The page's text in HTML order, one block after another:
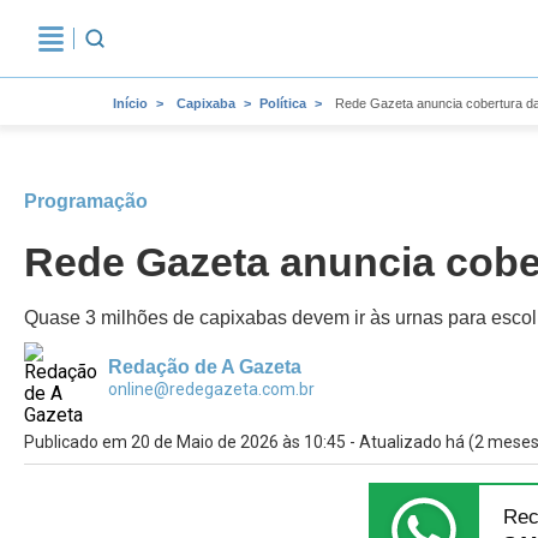
Início Capixaba Política Rede Gazeta anuncia cobertura
Programação
Rede Gazeta anuncia
Quase 3 milhões de capixabas devem ir às urnas para
Redação de A Gazeta
online@redegazeta.com.br
Publicado em 20 de Maio de 2026 às 10:45 - Atualizado há (2